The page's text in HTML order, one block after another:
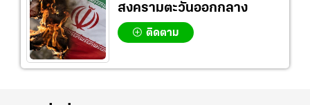
สงครามตะวันออกกลาง
ติดตาม